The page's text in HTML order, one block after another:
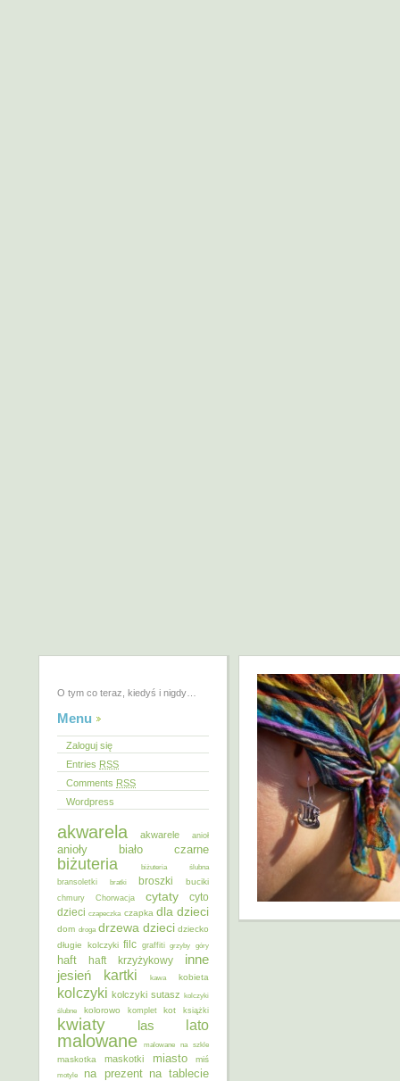
O tym co teraz, kiedyś i nigdy…
Menu
Zaloguj się
Entries RSS
Comments RSS
Wordpress
akwarela akwarele anioł
anioły biało czarne
biżuteria
biżuteria ślubna
bransoletki
bratki broszki buciki
chmury Chorwacja cytaty
cyto
dzieci czapeczka czapka dla dzieci
dom droga drzewa dzieci dziecko
długie kolczyki filc graffiti grzyby góry
haft haft krzyżykowy inne
jesień kartki kawa kobieta
kolczyki kolczyki sutasz kolczyki
ślubne
kolorowo komplet kot książki
kwiaty las lato
malowane malowane na szkle
maskotka maskotki miasto miś
motyle na prezent na tablecie